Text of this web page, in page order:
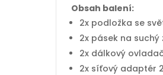
Obsah balení:
2x podložka se
2x pásek na suchý
2x dálkový
2x síťový adaptér